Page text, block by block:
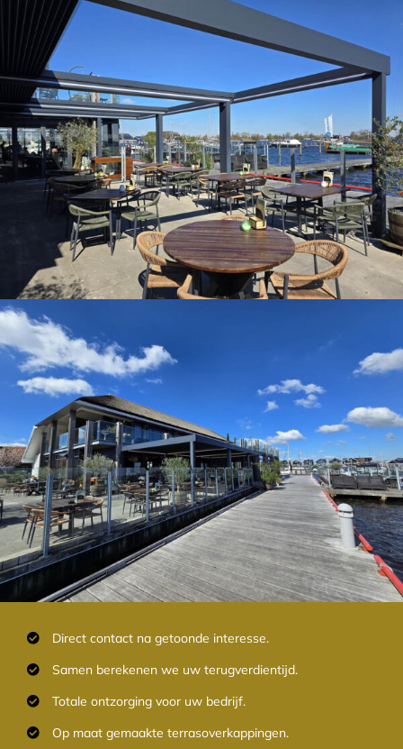
Direct contact na getoonde interesse.
Samen berekenen we uw terugverdientijd.
Totale ontzorging voor uw bedrijf.
Op maat gemaakte terrasoverkappingen.